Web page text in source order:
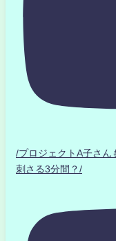
/プロジェクトA子さ
刺さる3分間？/